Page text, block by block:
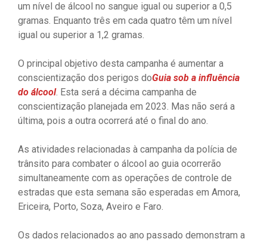
um nível de álcool no sangue igual ou superior a 0,5
gramas. Enquanto três em cada quatro têm um nível
igual ou superior a 1,2 gramas.
O principal objetivo desta campanha é aumentar a
conscientização dos perigos doGuia sob a influência
do álcool. Esta será a décima campanha de
conscientização planejada em 2023. Mas não será a
última, pois a outra ocorrerá até o final do ano.
As atividades relacionadas à campanha da polícia de
trânsito para combater o álcool ao guia ocorrerão
simultaneamente com as operações de controle de
estradas que esta semana são esperadas em Amora,
Ericeira, Porto, Soza, Aveiro e Faro.
Os dados relacionados ao ano passado demonstram a